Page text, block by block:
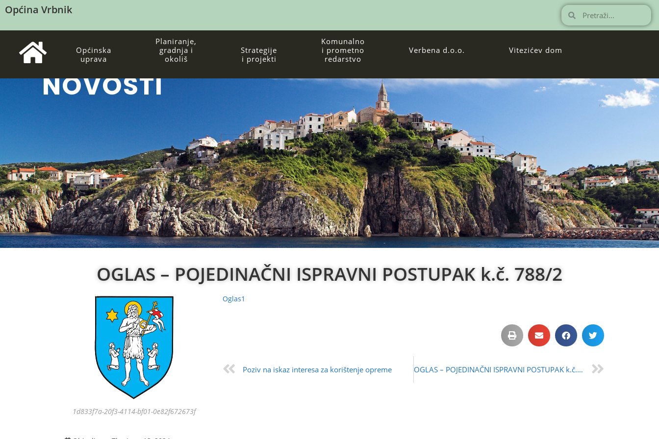
Općina Vrbnik
Općinska
uprava
Planiranje,
gradnja i
okoliš
Strategije
i projekti
Komunalno
i prometno
redarstvo
Verbena d.o.o. Vitezićev dom
NOVOSTI
OGLAS – POJEDINAČNI ISPRAVNI POSTUPAK k.č. 788/2
1d833f7a-20f3-4114-bf01-0e82f672673f
Oglas1
Poziv na iskaz interesa za korištenje opreme OGLAS – POJEDINAČNI ISPRAVNI POSTUPAK k.č. 9121/4